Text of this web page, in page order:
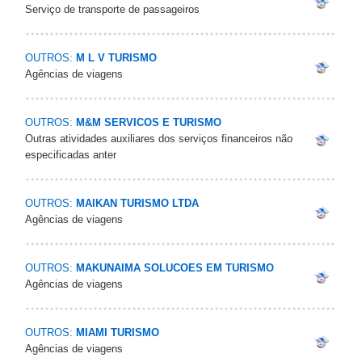
Serviço de transporte de passageiros
OUTROS: M L V TURISMO
Agências de viagens
OUTROS: M&M SERVICOS E TURISMO
Outras atividades auxiliares dos serviços financeiros não
especificadas anter
OUTROS: MAIKAN TURISMO LTDA
Agências de viagens
OUTROS: MAKUNAIMA SOLUCOES EM TURISMO
Agências de viagens
OUTROS: MIAMI TURISMO
Agências de viagens